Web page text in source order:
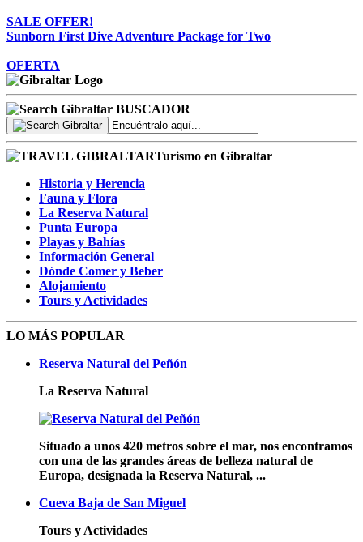
SALE OFFER!
Sunborn First Dive Adventure Package for Two
OFERTA
BUSCADOR
Turismo en Gibraltar
Historia y Herencia
Fauna y Flora
La Reserva Natural
Punta Europa
Playas y Bahías
Información General
Dónde Comer y Beber
Alojamiento
Tours y Actividades
LO MÁS POPULAR
Reserva Natural del Peñón
La Reserva Natural
Situado a unos 420 metros sobre el mar, nos encontramos
con una de las grandes áreas de belleza natural de
Europa, designada la Reserva Natural, ...
Cueva Baja de San Miguel
Tours y Actividades